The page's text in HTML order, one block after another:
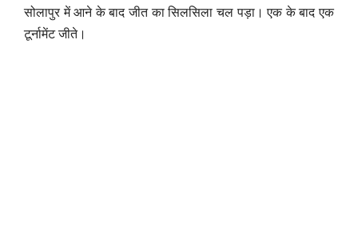
सोलापुर में आने के बाद जीत का सिलसिला चल पड़ा। एक के बाद एक
टूर्नामेंट जीते।